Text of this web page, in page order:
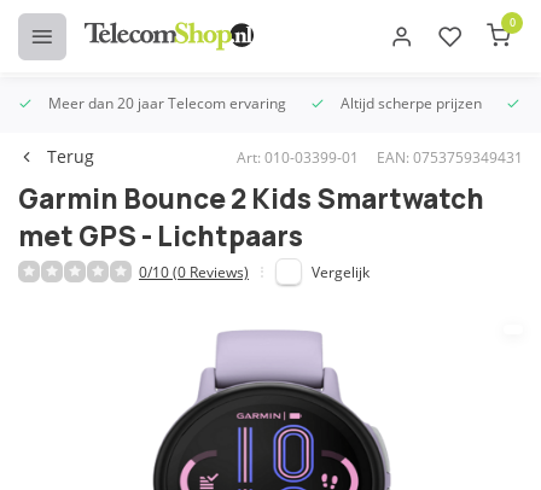
0
Meer dan 20 jaar Telecom ervaring Altijd scherpe prijzen
Terug Art: 010-03399-01 EAN: 0753759349431
Garmin Bounce 2 Kids Smartwatch
met GPS - Lichtpaars
0/10 (0 Reviews) Vergelijk